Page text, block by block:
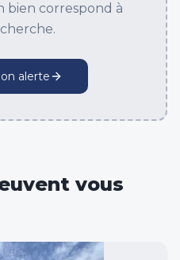
bien correspond à
alerte
vous